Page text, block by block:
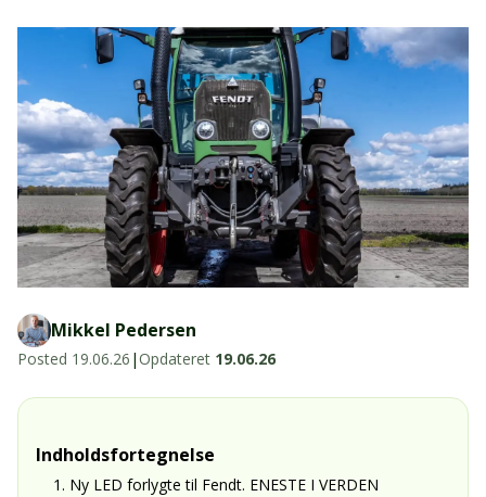
Stik, kabelbindere og relæer til traktor
og landbrug
Agroled Blog
FAQs – Ofte stillede spørgsmål
Om os
Kontakt-old
72177776
info@agroled.dk
LED-armaturer og LED-værkstedslys
Stik, kabelbindere og relæer til traktor og
landbrug
Se alt
Mikkel Pedersen
Posted 19.06.26 |Opdateret 19.06.26
Indholdsfortegnelse
1. Ny LED forlygte til Fendt. ENESTE I VERDEN